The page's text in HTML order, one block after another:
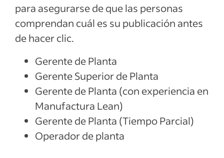
para asegurarse de que las personas
comprendan cuál es su publicación antes
de hacer clic.
Gerente de Planta
Gerente Superior de Planta
Gerente de Planta (con experiencia en
Manufactura Lean)
Gerente de Planta (Tiempo Parcial)
Operador de planta